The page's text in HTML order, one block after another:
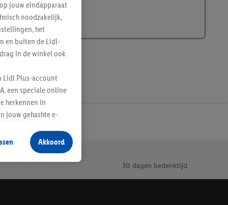
30 dagen bedenktijd
jouw eindapparaat
noodzakelijk,
het
en buiten de Lidl-
in de winkel ook
Lidl Plus-account
een speciale online
herkennen in
jouw gehashte e-
producten waarin je
te plaatsen
kunnen worden
Akkoord